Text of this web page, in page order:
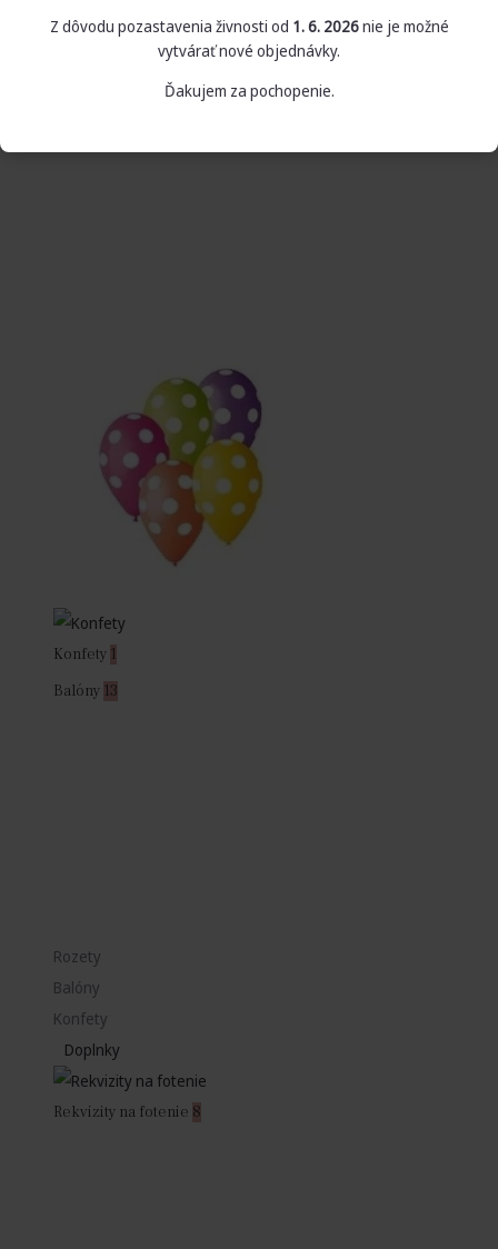
Balóny 13
Konfety 1
Rozety
Balóny
Konfety
Doplnky
Rekvizity na fotenie 8
Z dôvodu pozastavenia živnosti od 1. 6. 2026nie je možné
vytvárať nové objednávky.
Ďakujem za pochopenie.